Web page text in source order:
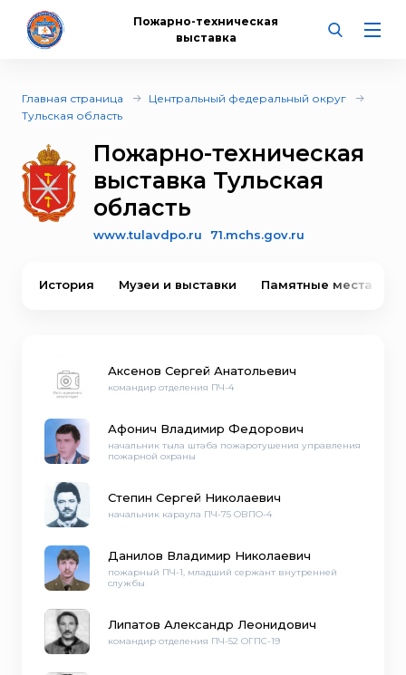
Пожарно-техническая
выставка
Главная страница
Центральный федеральный округ
Тульская область
Пожарно-техническая
выставка Тульская
область
www.tulavdpo.ru 71.mchs.gov.ru
История Музеи и выставки Памятные места
Аксенов Сергей Анатольевич
командир отделения ПЧ-4
Афонич Владимир Федорович
начальник тыла штаба пожаротушения управления
пожарной охраны
Степин Сергей Николаевич
начальник караула ПЧ-75 ОВПО-4
Данилов Владимир Николаевич
пожарный ПЧ-1, младший сержант внутренней
службы
Липатов Александр Леонидович
командир отделения ПЧ-52 ОГПС-19